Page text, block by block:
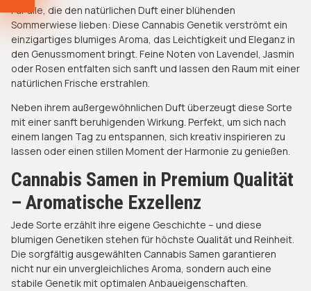
Für alle, die den natürlichen Duft einer blühenden
Sommerwiese lieben: Diese Cannabis Genetik verströmt ein
einzigartiges blumiges Aroma, das Leichtigkeit und Eleganz in
den Genussmoment bringt. Feine Noten von Lavendel, Jasmin
oder Rosen entfalten sich sanft und lassen den Raum mit einer
natürlichen Frische erstrahlen.
Neben ihrem außergewöhnlichen Duft überzeugt diese Sorte
mit einer sanft beruhigenden Wirkung. Perfekt, um sich nach
einem langen Tag zu entspannen, sich kreativ inspirieren zu
lassen oder einen stillen Moment der Harmonie zu genießen.
Cannabis Samen in Premium Qualität
– Aromatische Exzellenz
Jede Sorte erzählt ihre eigene Geschichte – und diese
blumigen Genetiken stehen für höchste Qualität und Reinheit.
Die sorgfältig ausgewählten Cannabis Samen garantieren
nicht nur ein unvergleichliches Aroma, sondern auch eine
stabile Genetik mit optimalen Anbaueigenschaften.